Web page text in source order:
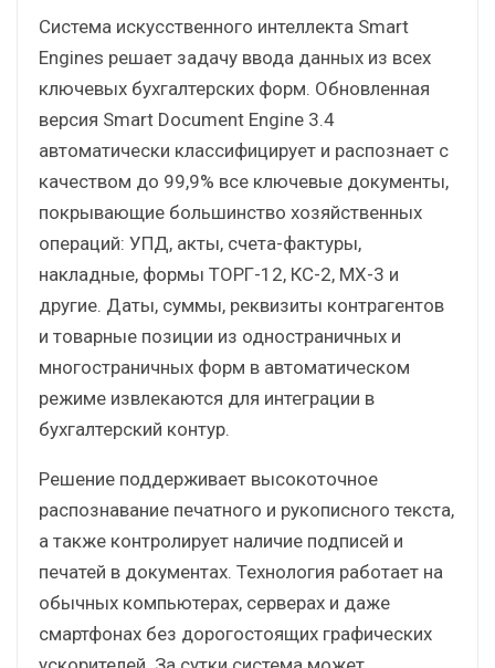
Система искусственного интеллекта Smart
Engines решает задачу ввода данных из всех
ключевых бухгалтерских форм. Обновленная
версия Smart Document Engine 3.4
автоматически классифицирует и распознает с
качеством до 99,9% все ключевые документы,
покрывающие большинство хозяйственных
операций: УПД, акты, счета-фактуры,
накладные, формы ТОРГ-12, КС-2, МХ-3 и
другие. Даты, суммы, реквизиты контрагентов
и товарные позиции из одностраничных и
многостраничных форм в автоматическом
режиме извлекаются для интеграции в
бухгалтерский контур.
Решение поддерживает высокоточное
распознавание печатного и рукописного текста,
а также контролирует наличие подписей и
печатей в документах. Технология работает на
обычных компьютерах, серверах и даже
смартфонах без дорогостоящих графических